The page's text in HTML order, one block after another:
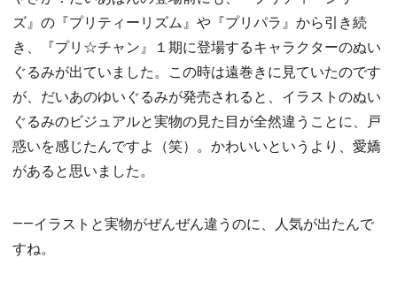
ズ』の『プリティーリズム』や『プリパラ』から引き続
き、『プリ☆チャン』１期に登場するキャラクターのぬい
ぐるみが出ていました。この時は遠巻きに見ていたのです
が、だいあのゆいぐるみが発売されると、イラストのぬい
ぐるみのビジュアルと実物の見た目が全然違うことに、戸
惑いを感じたんですよ（笑）。かわいいというより、愛嬌
があると思いました。
――イラストと実物がぜんぜん違うのに、人気が出たんで
すね。